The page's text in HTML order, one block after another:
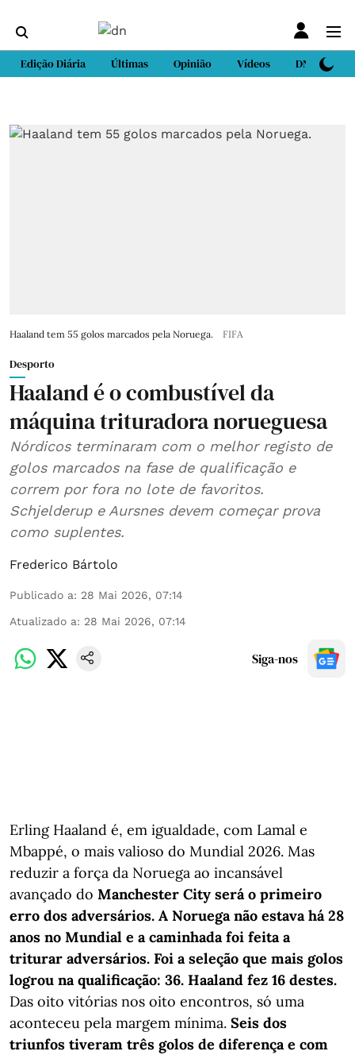
Edição Diária Últimas Opinião Vídeos DN Sport
Haaland tem 55 golos marcados pela Noruega. FIFA
Desporto
Haaland é o combustível da
máquina trituradora norueguesa
Nórdicos terminaram com o melhor registo de
golos marcados na fase de qualificação e
correm por fora no lote de favoritos.
Schjelderup e Aursnes devem começar prova
como suplentes.
Frederico Bártolo
Publicado a: 28 Mai 2026, 07:14
Atualizado a: 28 Mai 2026, 07:14
Siga-nos
Erling Haaland é, em igualdade, com Lamal e
Mbappé, o mais valioso do Mundial 2026. Mas
reduzir a força da Noruega ao incansável
avançado do Manchester City será o primeiro
erro dos adversários. A Noruega não estava há 28
anos no Mundial e a caminhada foi feita a
triturar adversários. Foi a seleção que mais golos
logrou na qualificação: 36. Haaland fez 16 destes.
Das oito vitórias nos oito encontros, só uma
aconteceu pela margem mínima. Seis dos
triunfos tiveram três golos de diferença e com